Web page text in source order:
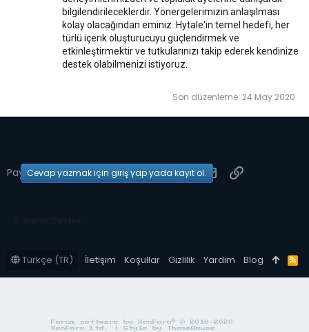
bilgilendirileceklerdir. Yönergelerimizin anlaşılması
kolay olacağından eminiz. Hytale'in temel hedefi, her
türlü içerik oluşturucuyu güçlendirmek ve
etkinleştirmektir ve tutkularınızı takip ederek kendinize
destek olabilmenizi istiyoruz.
Son düzenleme: 24 May 2020
Cevap yazmak için giriş yap yada kayıt ol.
Paylaş: Facebook
TwitterRedditPinterestTumblrWhatsApp
E-postaLink
Türkçe (TR) İletişim Koşullar Gizlilik Yardım Blog
R
S
S
Forum software by XenForo ®
© 2010-2020
XenForo Ltd.
Style by ThemeHouse